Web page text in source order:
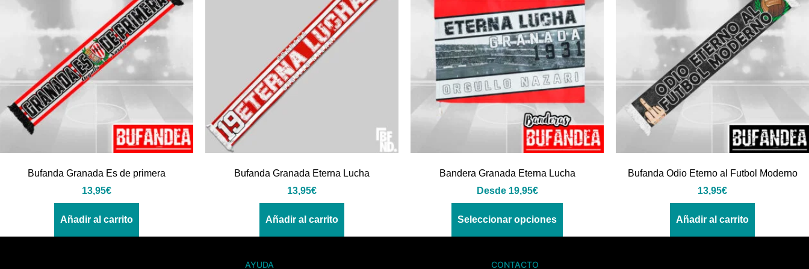
Bufanda Granada Es de primera
13,95€
Añadir al carrito
Bufanda Granada Eterna Lucha
13,95€
Añadir al carrito
Bandera Granada Eterna Lucha
Desde 19,95€
Seleccionar opciones
Bufanda Odio Eterno al Futbol Moderno
13,95€
Añadir al carrito
AYUDA CONTACTO